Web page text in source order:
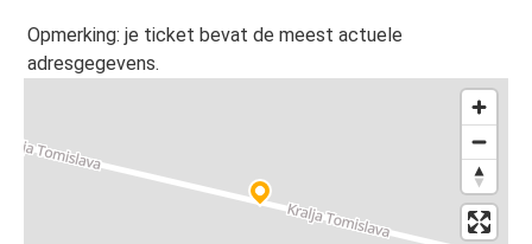
Opmerking: je ticket bevat de meest actuele
adresgegevens.